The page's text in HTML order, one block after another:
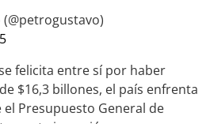
felicita entre sí por haber
$16,3 billones, el país enfrenta
Presupuesto General de